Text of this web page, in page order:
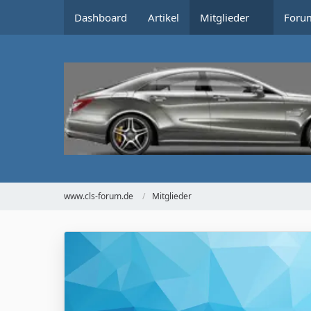
Dashboard Artikel Mitglieder
www.cls-forum.de Mitglieder